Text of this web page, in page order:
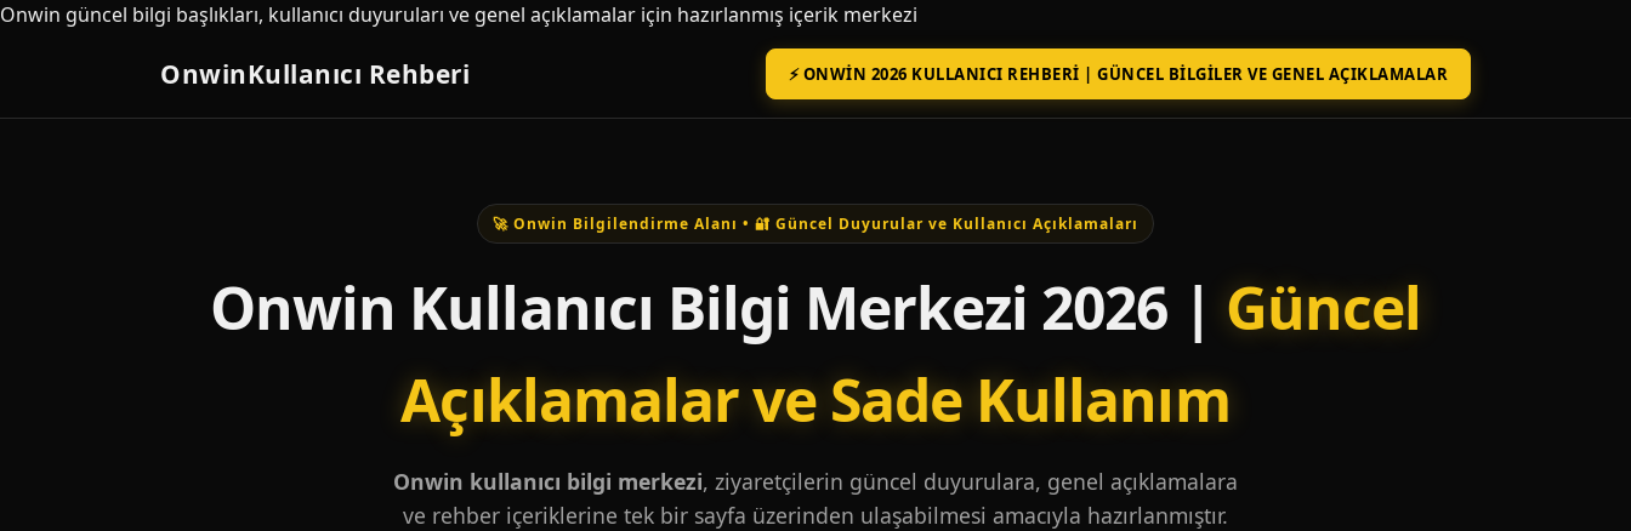
Onwin güncel bilgi başlıkları, kullanıcı duyuruları ve genel açıklamalar için hazırlanmış içerik merkezi
OnwinKullanıcı Rehberi ⚡ ONWIN 2026 KULLANICI REHBERI | GÜNCEL BILGILER VE GENEL AÇIKLAMALAR
🚀 Onwin Bilgilendirme Alanı • 🔐 Güncel Duyurular ve Kullanıcı Açıklamaları
Onwin Kullanıcı Bilgi Merkezi 2026 | Güncel
Açıklamalar ve Sade Kullanım
Onwin kullanıcı bilgi merkezi, ziyaretçilerin güncel duyurulara, genel açıklamalara
ve rehber içeriklerine tek bir sayfa üzerinden ulaşabilmesi amacıyla hazırlanmıştır.